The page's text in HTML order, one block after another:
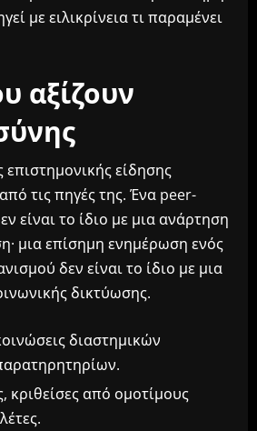
με ειλικρίνεια τι παραμένει
αξίζουν
επιστημονικής είδησης
τις πηγές της. Ένα peer-
είναι το ίδιο με μια ανάρτηση
μια επίσημη ενημέρωση ενός
δεν είναι το ίδιο με μια
δικτύωσης.
διαστημικών
κριθείσες από ομοτίμους